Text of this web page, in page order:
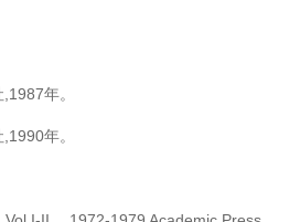
,1987年。
,1990年。